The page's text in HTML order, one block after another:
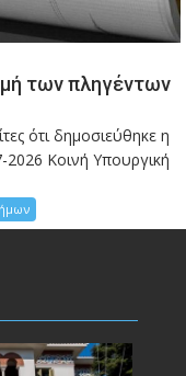
των πληγέντων
ότι δημοσιεύθηκε η
Κοινή Υπουργική